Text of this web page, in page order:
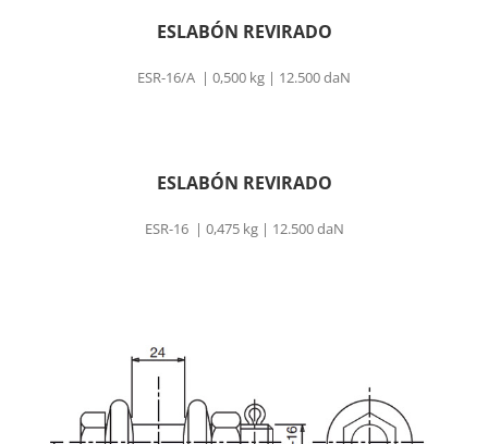
ESLABÓN REVIRADO
ESR-16/A | 0,500 kg | 12.500 daN
ESLABÓN REVIRADO
ESR-16 | 0,475 kg | 12.500 daN